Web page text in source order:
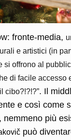
fronte-media,
e artistici (in
si offrono al
di facile accesso
. Il
e così come
nemmeno più
può